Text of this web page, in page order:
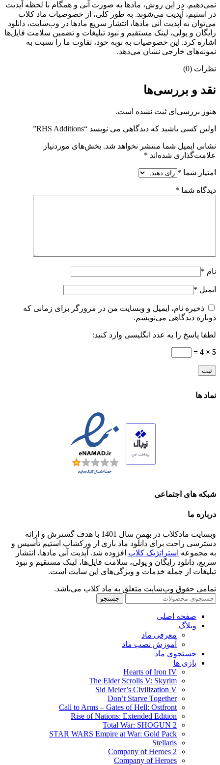
نمی‌دهیم. در این روش، مادها به صورت آنی و همگام با لحظه آپدیت
در استیم، آپدیت می‌شوند. به طور کلی، از خصوصیات ماد کلاب
می‌‌توان به آپدیت آنی مادها، انتشار سریع مادها در وب‌سایت، دانلود
رایگان و پولی، لینک مستقیم و نبود تبلیغات و تضمین سلامت فایل‌ها
اشاره کرد. این خصوصیات به نوبه خود، تفاوت ما را نسبت به
نمونه‌های خارجی نشان می‌دهد.
نظرات (0)
نقد و بررسی‌ها
هنوز بررسی‌ای ثبت نشده است.
اولین کسی باشید که دیدگاهی می نویسد “RHS Additions”
نشانی ایمیل شما منتشر نخواهد شد. بخش‌های موردنیاز
علامت‌گذاری شده‌اند *
امتیاز شما *
دیدگاه شما *
نام *
ایمیل *
ذخیره نام، ایمیل و وبسایت من در مرورگر برای زمانی که
دوباره دیدگاهی می‌نویسم.
لطفا پاسخ را به عدد انگلیسی وارد کنید:
5 × 4 =
نماد ها
شبکه های اجتماعی
درباره ما
وبسایت مادکلاب در بهمن سال 1401 با هدف گسترش و ارائه
دسترسی راحت برای دانلود ماد بازی از ورکشاپ استیم تأسیس و
به مجموعه استراتژیک کلاب افزوده شد. آپدیت آنی مادها، انتشار
سریع، دانلود رایگان و پولی، سلامت فایل‌ها، لینک مستقیم و نبود
تبلیغات از جمله خدمات و ویژگی‌های این سایت است.
تمامی حقوق وب‌سایت متعلق به ماد کلاب می‌باشد.
جستجو
صفحه اصلی
وبلاگ
معرفی ماد
آموزش نصب ماد
جستجوی ماد
بازی ها
Hearts of Iron IV
The Elder Scrolls V: Skyrim
Sid Meier’s Civilization V
Don’t Starve Together
Call to Arms – Gates of Hell: Ostfront
Rise of Nations: Extended Edition
Total War: SHOGUN 2
STAR WARS Empire at War: Gold Pack
Stellaris
Company of Heroes 2
Company of Heroes